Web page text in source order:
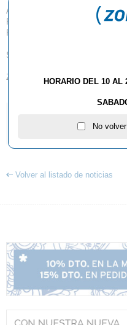
Adjuntamos información del
Rafa
Ramírez, no dejéis escapar la
Saludos
ZONATT
Documento adjunto
(PDF:
Volver al listado de noticias
HORARIO DEL 10 AL
No volver